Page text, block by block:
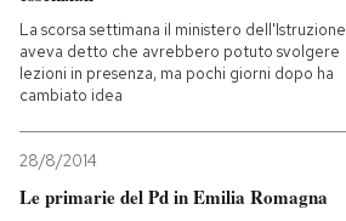
La scorsa settimana il ministero dell'Istruzione
aveva detto che avrebbero potuto svolgere
lezioni in presenza, ma pochi giorni dopo ha
cambiato idea
28/8/2014
Le primarie del Pd in Emilia Romagna